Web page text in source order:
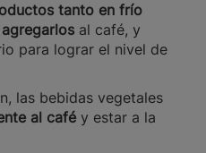
tanto en frío
al café, y
para lograr el nivel de
las bebidas vegetales
al café y estar a la